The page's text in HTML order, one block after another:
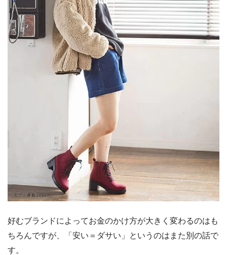
好むブランドによってお金のかけ方が大きく変わるのはも
ちろんですが、「安い＝ダサい」というのはまた別の話で
す。